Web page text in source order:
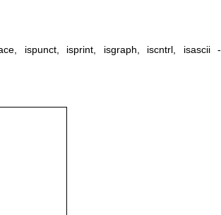
ispunct, isprint, isgraph, iscntrl, isascii -